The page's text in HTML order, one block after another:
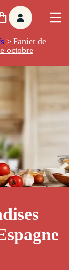
> Panier de
octobre